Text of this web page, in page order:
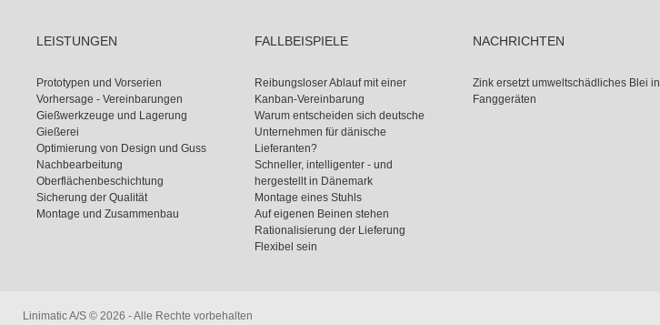
LEISTUNGEN
Prototypen und Vorserien
Vorhersage - Vereinbarungen
Gießwerkzeuge und Lagerung
Gießerei
Optimierung von Design und Guss
Nachbearbeitung
Oberflächenbeschichtung
Sicherung der Qualität
Montage und Zusammenbau
FALLBEISPIELE
Reibungsloser Ablauf mit einer
Kanban-Vereinbarung
Warum entscheiden sich deutsche
Unternehmen für dänische
Lieferanten?
Schneller, intelligenter - und
hergestellt in Dänemark
Montage eines Stuhls
Auf eigenen Beinen stehen
Rationalisierung der Lieferung
Flexibel sein
NACHRICHTEN
Zink ersetzt umweltschädliches Blei in
Fanggeräten
Linimatic A/S © 2026 - Alle Rechte vorbehalten